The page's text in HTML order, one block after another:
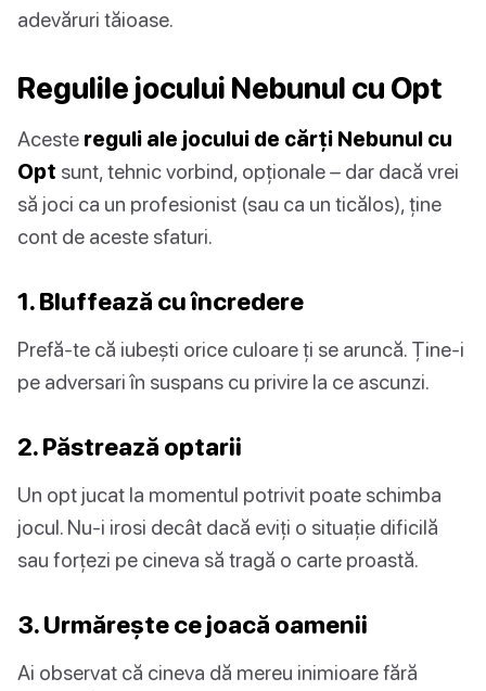
adevăruri tăioase.
Regulile jocului Nebunul cu Opt
Aceste reguli ale jocului de cărți Nebunul cu
Opt sunt, tehnic vorbind, opționale – dar dacă vrei
să joci ca un profesionist (sau ca un ticălos), ține
cont de aceste sfaturi.
1. Bluffează cu încredere
Prefă-te că iubești orice culoare ți se aruncă. Ține-i
pe adversari în suspans cu privire la ce ascunzi.
2. Păstrează optarii
Un opt jucat la momentul potrivit poate schimba
jocul. Nu-i irosi decât dacă eviți o situație dificilă
sau forțezi pe cineva să tragă o carte proastă.
3. Urmărește ce joacă oamenii
Ai observat că cineva dă mereu inimioare fără